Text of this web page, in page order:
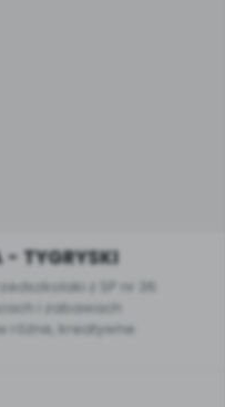
TYGRYSKI
z SP nr 36
i zabawach
różne, kreatywne